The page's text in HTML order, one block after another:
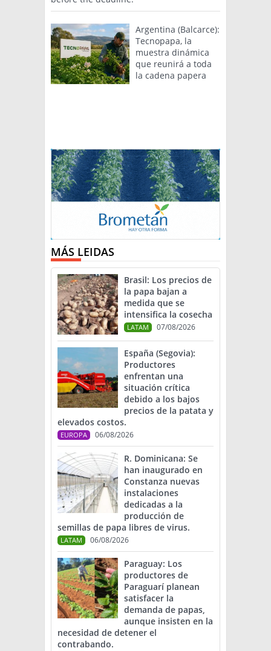
Argentina (Balcarce):
Tecnopapa, la
muestra dinámica
que reunirá a toda
la cadena papera
MÁS LEIDAS
Brasil: Los precios de
la papa bajan a
medida que se
intensifica la cosecha
LATAM 07/08/2026
España (Segovia):
Productores
enfrentan una
situación crítica
debido a los bajos
precios de la patata y
elevados costos.
EUROPA 06/08/2026
R. Dominicana: Se
han inaugurado en
Constanza nuevas
instalaciones
dedicadas a la
producción de
semillas de papa libres de virus.
LATAM 06/08/2026
Paraguay: Los
productores de
Paraguarí planean
satisfacer la
demanda de papas,
aunque insisten en la
necesidad de detener el
contrabando.